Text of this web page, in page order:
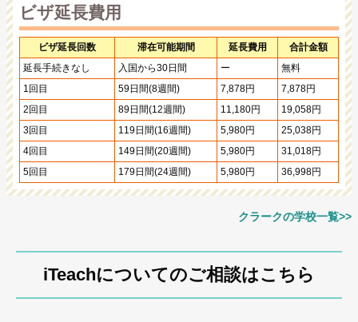
ビザ延長費用
ビザ延長回数 滞在可能期間 延長費用
合計金額
延長手続きなし
入国から30日間 ー
無料
1回目
59日間(8週間) 7,878円
7,878円
2回目
89日間(12週間) 11,180円
19,058円
3回目
119日間(16週間) 5,980円
25,038円
4回目
149日間(20週間) 5,980円
31,018円
5回目
179日間(24週間) 5,980円 36,998円
クラークの学校一覧>>
iTeachについてのご相談はこちら